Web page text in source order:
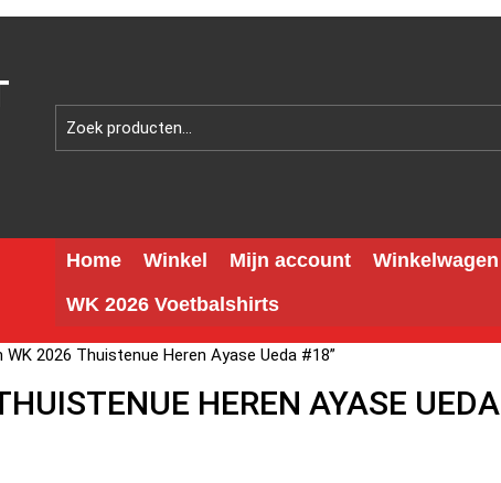
Home Winkel Mijn account Winkelwagen
WK 2026 Voetbalshirts
2026 Thuistenue Heren Ayase Ueda #18”
HEREN AYASE UEDA